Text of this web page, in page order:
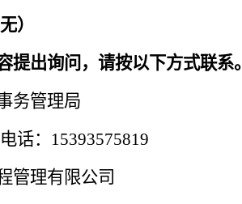
无）
提出询问，请按以下方式联系。
务管理局
话：15393575819
管理有限公司